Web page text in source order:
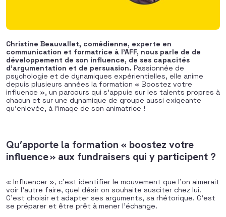
Christine Beauvallet, comédienne, experte en
communication et formatrice à l’AFF, nous parle de de
développement de son influence, de ses capacités
d’argumentation et de persuasion. Passionnée de
psychologie et de dynamiques expérientielles, elle anime
depuis plusieurs années la formation « Boostez votre
influence », un parcours qui s’appuie sur les talents propres à
chacun et sur une dynamique de groupe aussi exigeante
qu’enlevée, à l’image de son animatrice !
Qu’apporte la formation « boostez votre
influence » aux fundraisers qui y participent ?
« Influencer », c’est identifier le mouvement que l’on aimerait
voir l’autre faire, quel désir on souhaite susciter chez lui.
C’est choisir et adapter ses arguments, sa rhétorique. C’est
se préparer et être prêt à mener l’échange.